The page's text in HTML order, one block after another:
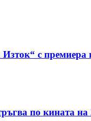
с
по кината на